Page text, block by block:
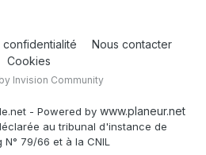
Nous contacter
Cookies
Invision Community
- Powered by www.planeur.net
au tribunal d'instance de
79/66 et à la CNIL